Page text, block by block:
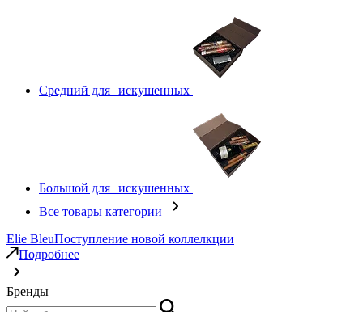
Средний для искушенных
Большой для искушенных
Все товары категории
Elie BleuПоступление новой коллелкции
Подробнее
Бренды